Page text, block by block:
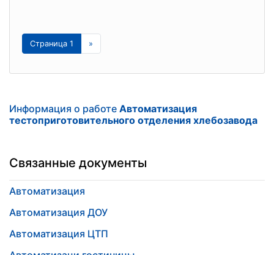
Страница 1 »
Информация о работе Автоматизация
тестоприготовительного отделения хлебозавода
Связанные документы
Автоматизация
Автоматизация ДОУ
Автоматизация ЦТП